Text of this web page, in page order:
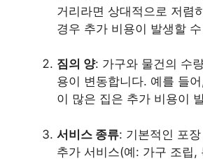
거리라면 상대적으로 저렴
경우 추가 비용이 발생할
짐의 양: 가구와 물건의 수
용이 변동합니다. 예를 들
이 많은 집은 추가 비용이
서비스 종류: 기본적인 포
추가 서비스(예: 가구 조립,